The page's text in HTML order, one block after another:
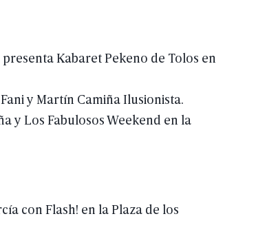
presentaKabaretPekeno de Tolos en
Fani y Martín CamiñaIlusionista.
y Los FabulososWeekend en la
con Flash! en laPlaza de los